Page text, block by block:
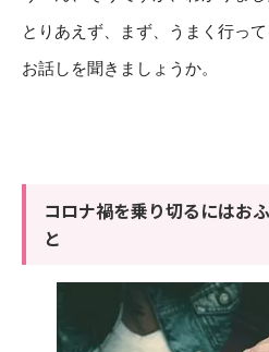
とりあえず、まず、うまく行っ
お話しを聞きましょうか。
コロナ禍を乗り切るにはお
と